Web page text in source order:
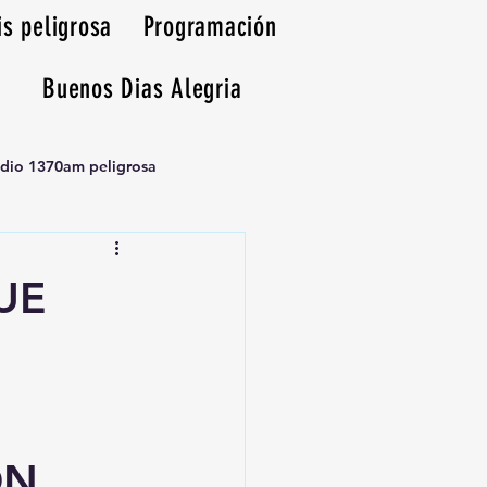
peligrosa
Programación
Buenos Dias Alegria
1370am peligrosa